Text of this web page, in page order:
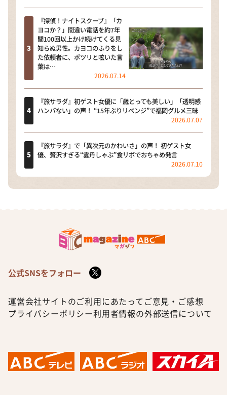
『探偵！ナイトスクープ』「カ
ヨコか？」間違い電話を約7年
間100回以上かけ続けてくる見
知らぬ男性。カヨコのふりをし
た依頼者に、ポツリと呟いた言
葉は…
2026.07.14
『旅サラダ』初ゲスト女優に「歳とっても美しい」「透明感
ハンパない」の声！ “15年ぶりリベンジ”で福岡グルメ三昧
2026.07.07
『旅サラダ』で「異次元のかわいさ」の声！ 初ゲスト女
優、贅沢すぎる“雲丹しゃぶ”食リポでおちゃめ発言
2026.07.10
公式SNSをフォロー
運営会社サイトのご利用にあたって ご意見・ご感想
プライバシーポリシー利用者情報の外部送信について